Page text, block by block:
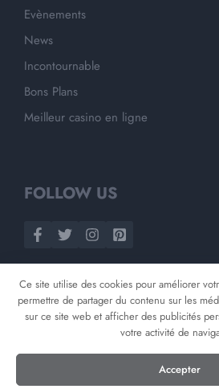
Evènements
News
Incontournable
Bons Plans
Meilleur casino en ligne
FOLLOW US
©2026Opnminded
Ce site utilise des cookies pour améliorer
permettre de partager du contenu sur les
sur ce site web et afficher des publicités
votre activité de
Accepter